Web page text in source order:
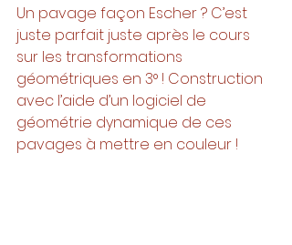
Un pavage façon Escher ? C’est
juste parfait juste après le cours
sur les transformations
géométriques en 3° ! Construction
avec l’aide d’un logiciel de
géométrie dynamique de ces
pavages à mettre en couleur !